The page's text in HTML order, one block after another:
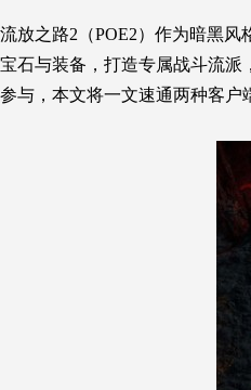
流放之路2（POE2）作为暗黑
宝石与装备，打造专属战斗流派
参与，本文将一文速通两种客户